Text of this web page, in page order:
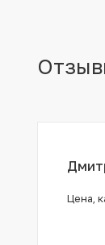
Цена,